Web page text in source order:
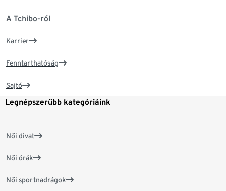
A Tchibo-ról
Karrier
Fenntarthatóság
Sajtó
Legnépszerűbb kategóriáink
Női divat
Női órák
Női sportnadrágok